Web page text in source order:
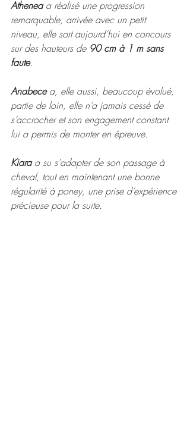
Athenea a réalisé une progression
remarquable, arrivée avec un petit
niveau, elle sort aujourd’hui en concours
sur des hauteurs de 90 cm à 1 m sans
faute.
Anabece a, elle aussi, beaucoup évolué,
partie de loin, elle n’a jamais cessé de
s’accrocher et son engagement constant
lui a permis de monter en épreuve.
Kiara a su s'adapter de son passage à
cheval, tout en maintenant une bonne
régularité à poney, une prise d’expérience
précieuse pour la suite.